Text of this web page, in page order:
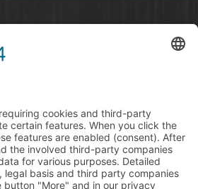
KÖNNEN WIR DEN
LEBEN SCHENKEN!
JETZT SPENDEN